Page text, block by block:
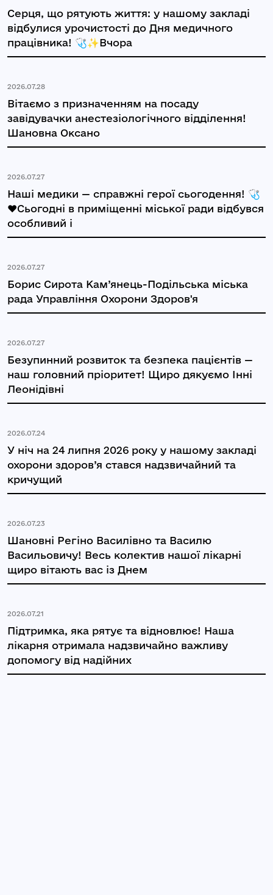
Серця, що рятують життя: у нашому закладі
відбулися урочистості до Дня медичного
працівника! 🩺✨Вчора
2026.07.28
Вітаємо з призначенням на посаду
завідувачки анестезіологічного відділення!
Шановна Оксано
2026.07.27
Наші медики — справжні герої сьогодення! 🩺
❤️Сьогодні в приміщенні міської ради відбувся
особливий і
2026.07.27
Борис Сирота Кам’янець-Подільська міська
рада Управління Охорони Здоров'я
2026.07.27
Безупинний розвиток та безпека пацієнтів —
наш головний пріоритет! Щиро дякуємо Інні
Леонідівні
2026.07.24
У ніч на 24 липня 2026 року у нашому закладі
охорони здоров’я стався надзвичайний та
кричущий
2026.07.23
Шановні Регіно Василівно та Василю
Васильовичу! Весь колектив нашої лікарні
щиро вітають вас із Днем
2026.07.21
Підтримка, яка рятує та відновлює! Наша
лікарня отримала надзвичайно важливу
допомогу від надійних